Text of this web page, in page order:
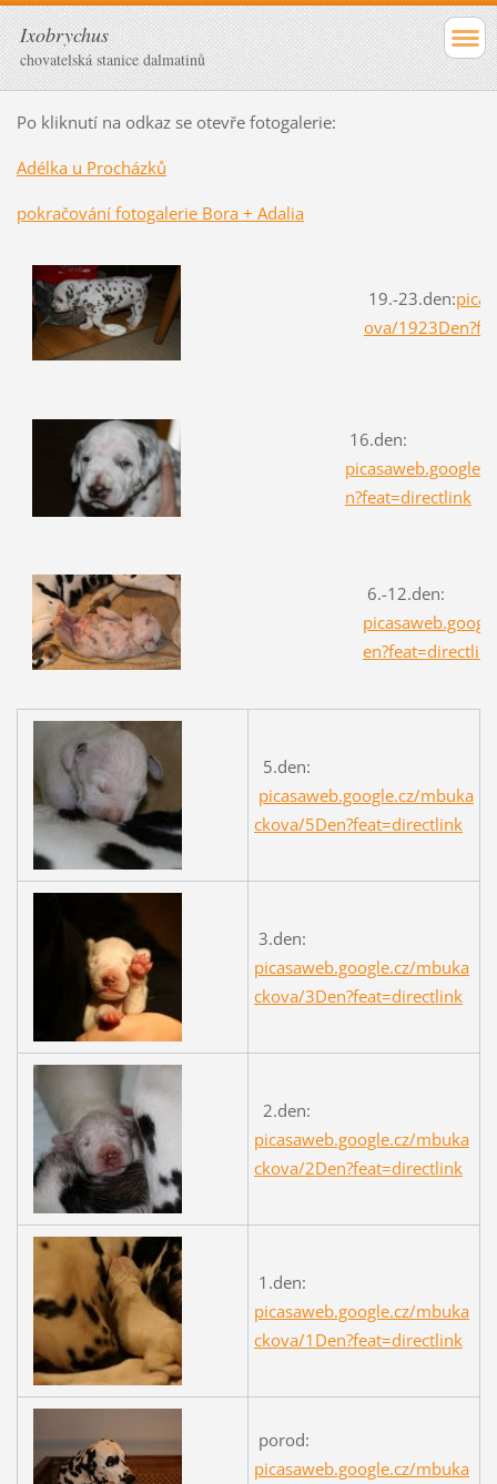
Ixobrychus
chovatelská stanice dalmatinů
Po kliknutí na odkaz se otevře fotogalerie:
Adélka u Procházků
pokračování fotogalerie Bora + Adalia
19.-23.den:
ova/
16.den:
n?feat=directlink
6.-12.den:
en?feat=directlink
5.den:
picasaweb.google.cz/mbuka
ckova/5Den?feat=directlink
3.den:
picasaweb.google.cz/mbuka
ckova/3Den?feat=directlink
2.den:
picasaweb.google.cz/mbuka
ckova/2Den?feat=directlink
1.den:
picasaweb.google.cz/mbuka
ckova/1Den?feat=directlink
porod:
picasaweb.google.cz/mbuka